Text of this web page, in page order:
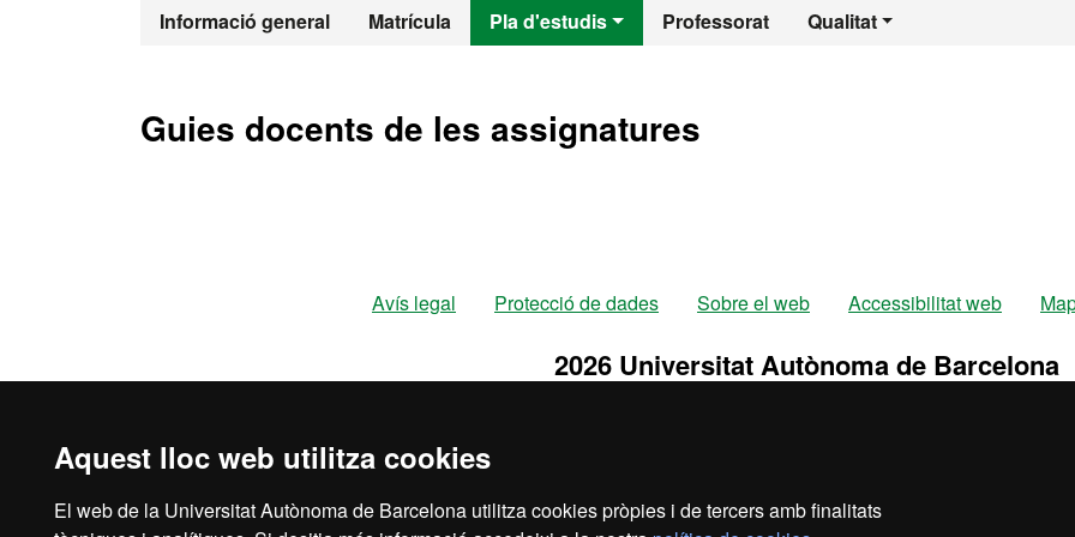
Aquest lloc web utilitza cookies
El web de la Universitat Autònoma de Barcelona utilitza cookies pròpies i de tercers amb finalitats
Informació general Matrícula Pla d'estudis Professorat Qualitat
Màster Oficial - Trastorns de la
Guies docents de les assignatures
Avís legal Protecció de dades Sobre el web Accessibilitat web
2026 Universitat Autònoma de Barcelona